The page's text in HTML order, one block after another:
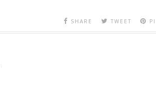
SHARE TWEET